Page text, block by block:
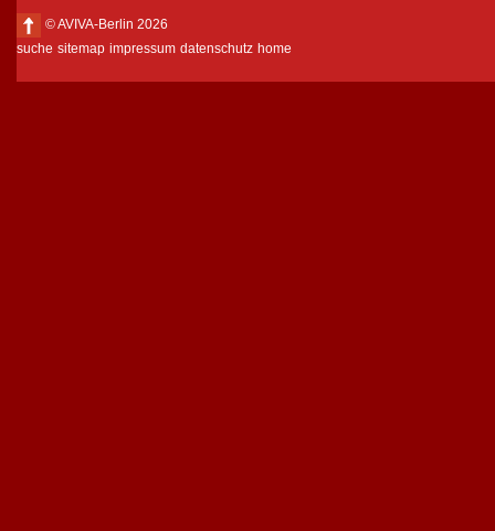
© AVIVA-Berlin 2026
suche sitemap impressum datenschutz home